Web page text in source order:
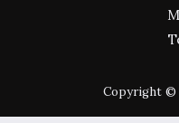
Copyright ©